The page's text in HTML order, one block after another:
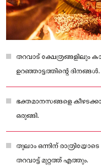
തറവാട് ക്ഷേത്രങ്ങളിലും
ഉറഞ്ഞാട്ടത്തിന്റെ ദിനങ്ങൾ.
ഭക്തമാനസങ്ങളെ
ഒരുങ്ങി.
തുലാം ഒന്നിന്
തറവാട്ട് മുറ്റത്ത് എത്തും.